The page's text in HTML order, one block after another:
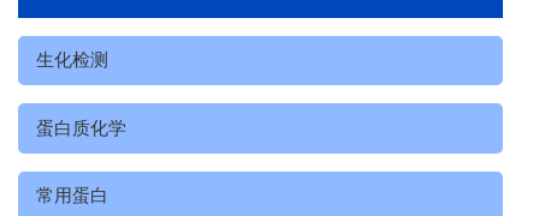
生化检测
蛋白质化学
常用蛋白